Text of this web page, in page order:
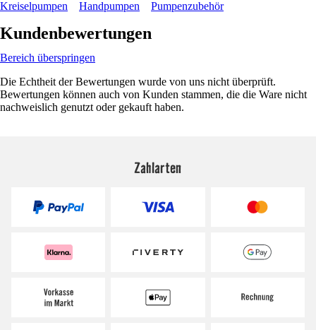
Kreiselpumpen
Handpumpen Pumpenzubehör
Kundenbewertungen
Bereich überspringen
Die Echtheit der Bewertungen wurde von uns nicht überprüft.
Bewertungen können auch von Kunden stammen, die die Ware nicht
nachweislich genutzt oder gekauft haben.
Zahlarten